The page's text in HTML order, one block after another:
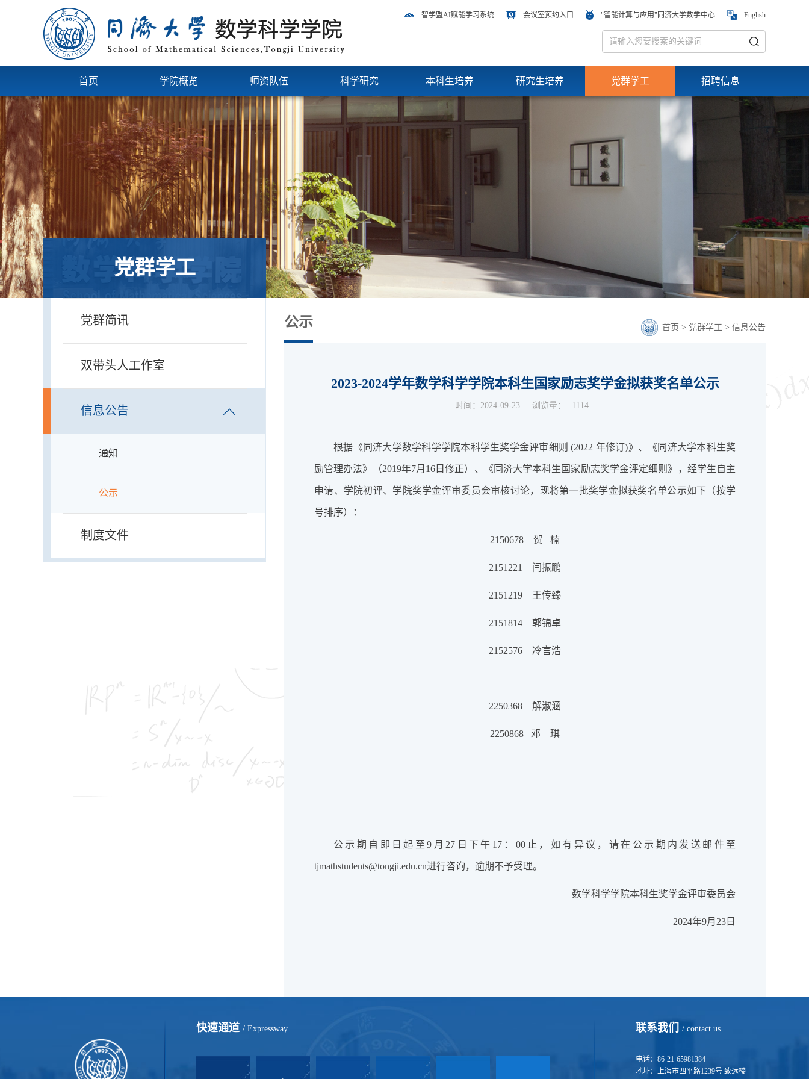
智学盟AI赋能学习系统 会议室预约入口 "智能计算与应用"同济大学数学中心 English
首页 学院概览 师资队伍 科学研究 本科生培养 研究生培养 党群学工 招聘信息
党群学工
党群简讯
双带头人工作室
信息公告
通知
公示
制度文件
公示 首页 > 党群学工 > 信息公告
2023-2024学年数学科学学院本科生国家励志奖学金拟获奖名单公示
时间：2024-09-23 浏览量： 1114
根据《同济大学数学科学学院本科学生奖学金评审细则 (2022 年修订)》、《同济大学本科生奖
励管理办法》（2019年7月16日修正）、《同济大学本科生国家励志奖学金评定细则》，经学生自主
申请、学院初评、学院奖学金评审委员会审核讨论，现将第一批奖学金拟获奖名单公示如下（按学
号排序）：
2150678 贺 楠
2151221 闫振鹏
2151219 王传臻
2151814 郭锦卓
2152576 冷言浩
2250368 解淑涵
2250868 邓 琪
公示期自即日起至9月27日下午17：00止，如有异议，请在公示期内发送邮件至
tjmathstudents@tongji.edu.cn进行咨询，逾期不予受理。
数学科学学院本科生奖学金评审委员会
2024年9月23日
快速通道 / Expressway 联系我们 / contact us
电话：86-21-65981384
地址：上海市四平路1239号 致远楼